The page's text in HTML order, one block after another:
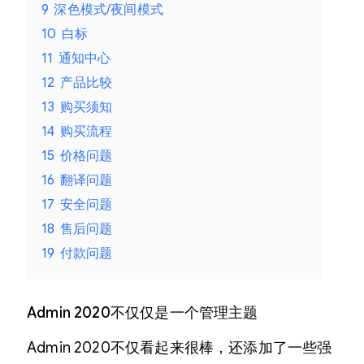
9 深色模式/夜间模式
10 白标
11 通知中心
12 产品比较
13 购买须知
14 购买流程
15 价格问题
16 翻译问题
17 安全问题
18 售后问题
19 付款问题
Admin 2020不仅仅是一个管理主题
Admin 2020不仅看起来很棒，还添加了一些强